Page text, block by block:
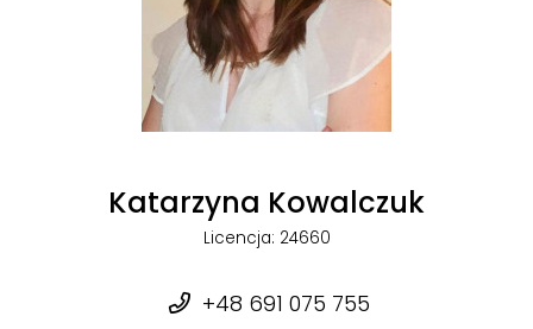
Katarzyna Kowalczuk
Licencja: 24660
+48 691 075 755